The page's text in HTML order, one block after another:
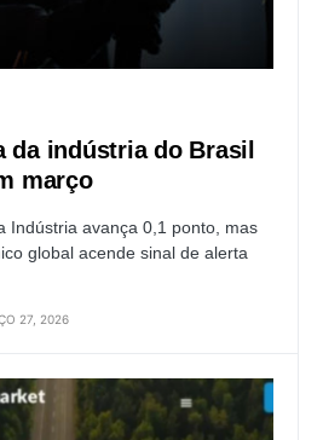
da indústria do Brasil
março
Indústria avança 0,1 ponto, mas
global acende sinal de alerta
27, 2026